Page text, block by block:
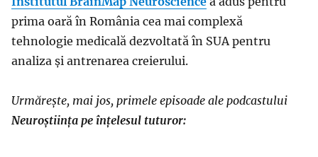
prima oară în România cea mai complexă
tehnologie medicală dezvoltată în SUA pentru
analiza și antrenarea creierului.
Urmărește, mai jos, primele episoade ale podcastului
Neuroștiința pe înțelesul tuturor: